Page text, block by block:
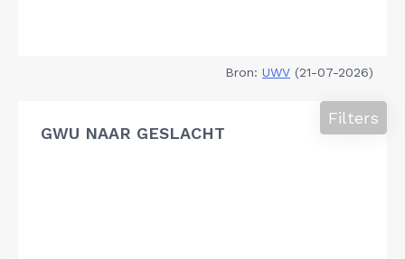
Bron: UWV (21-07-2026)
GWU NAAR GESLACHT
Filters